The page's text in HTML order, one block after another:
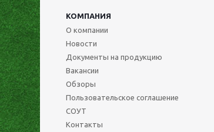
КОМПАНИЯ
О компании
Новости
Документы на продукцию
Вакансии
Обзоры
Пользовательское соглашение
СОУТ
Контакты